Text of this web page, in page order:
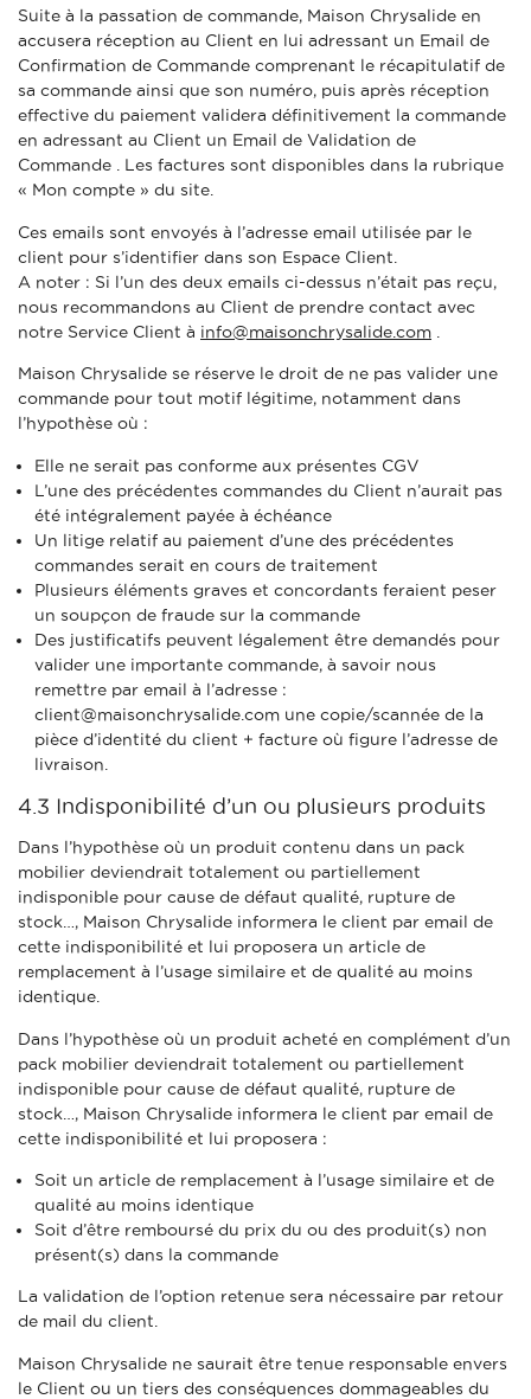
Suite à la passation de commande, Maison Chrysalide en
accusera réception au Client en lui adressant un Email de
Confirmation de Commande comprenant le récapitulatif de
sa commande ainsi que son numéro, puis après réception
effective du paiement validera définitivement la commande
en adressant au Client un Email de Validation de
Commande . Les factures sont disponibles dans la rubrique
« Mon compte » du site.
Ces emails sont envoyés à l’adresse email utilisée par le
client pour s’identifier dans son Espace Client.
A noter : Si l’un des deux emails ci-dessus n’était pas reçu,
nous recommandons au Client de prendre contact avec
notre Service Client à info@maisonchrysalide.com
Maison Chrysalide se réserve le droit de ne pas valider une
commande pour tout motif légitime, notamment dans
l’hypothèse où :
Elle ne serait pas conforme aux présentes CGV
L’une des précédentes commandes du Client n’aurait pas
été intégralement payée à échéance
Un litige relatif au paiement d’une des précédentes
commandes serait en cours de traitement
Plusieurs éléments graves et concordants feraient peser
un soupçon de fraude sur la commande
Des justificatifs peuvent légalement être demandés pour
valider une importante commande, à savoir nous
remettre par email à l’adresse :
client@maisonchrysalide.com une copie/scannée de la
pièce d’identité du client + facture où figure l’adresse de
livraison.
4.3 Indisponibilité d’un ou plusieurs produits
Dans l’hypothèse où un produit contenu dans un pack
mobilier deviendrait totalement ou partiellement
indisponible pour cause de défaut qualité, rupture de
stock…, Maison Chrysalide informera le client par email de
cette indisponibilité et lui proposera un article de
remplacement à l’usage similaire et de qualité au moins
identique.
Dans l’hypothèse où un produit acheté en complément d’un
pack mobilier deviendrait totalement ou partiellement
indisponible pour cause de défaut qualité, rupture de
stock…, Maison Chrysalide informera le client par email de
cette indisponibilité et lui proposera :
Soit un article de remplacement à l’usage similaire et de
qualité au moins identique
Soit d’être remboursé du prix du ou des produit(s) non
présent(s) dans la commande
La validation de l’option retenue sera nécessaire par retour
de mail du client.
Maison Chrysalide ne saurait être tenue responsable envers
le Client ou un tiers des conséquences dommageables du